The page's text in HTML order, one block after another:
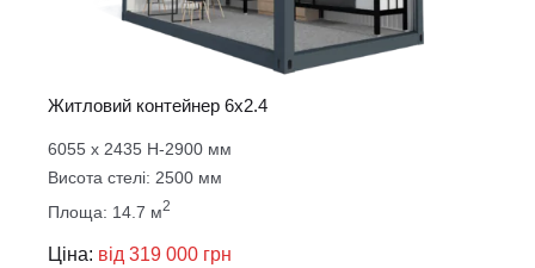
Житловий контейнер 6х2.4
6055 х 2435 Н-2900 мм
Висота стелі: 2500 мм
Площа: 14.7 м2
Ціна: від 319 000 грн